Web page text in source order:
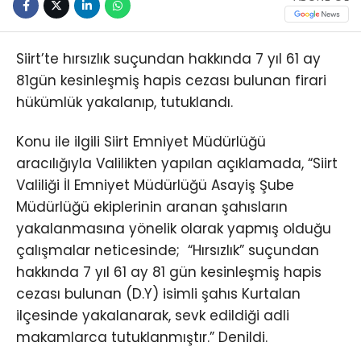
Siirt’te hırsızlık suçundan hakkında 7 yıl 61 ay
81gün kesinleşmiş hapis cezası bulunan firari
hükümlük yakalanıp, tutuklandı.
Konu ile ilgili Siirt Emniyet Müdürlüğü
aracılığıyla Valilikten yapılan açıklamada, “Siirt
Valiliği İl Emniyet Müdürlüğü Asayiş Şube
Müdürlüğü ekiplerinin aranan şahısların
yakalanmasına yönelik olarak yapmış olduğu
çalışmalar neticesinde; “Hırsızlık” suçundan
hakkında 7 yıl 61 ay 81 gün kesinleşmiş hapis
cezası bulunan (D.Y) isimli şahıs Kurtalan
ilçesinde yakalanarak, sevk edildiği adli
makamlarca tutuklanmıştır.” Denildi.